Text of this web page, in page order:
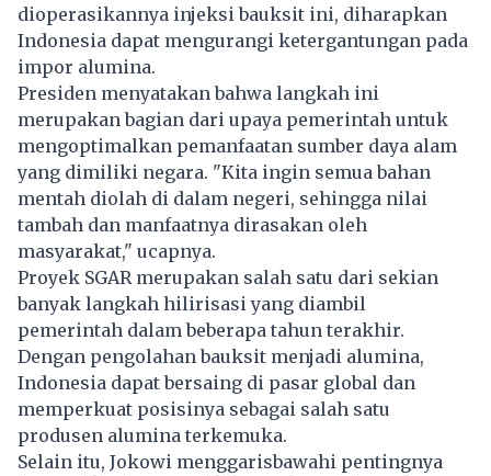
dioperasikannya injeksi bauksit ini, diharapkan
Indonesia dapat mengurangi ketergantungan pada
impor alumina.
Presiden menyatakan bahwa langkah ini
merupakan bagian dari upaya pemerintah untuk
mengoptimalkan pemanfaatan sumber daya alam
yang dimiliki negara. "Kita ingin semua bahan
mentah diolah di dalam negeri, sehingga nilai
tambah dan manfaatnya dirasakan oleh
masyarakat," ucapnya.
Proyek SGAR merupakan salah satu dari sekian
banyak langkah hilirisasi yang diambil
pemerintah dalam beberapa tahun terakhir.
Dengan pengolahan bauksit menjadi alumina,
Indonesia dapat bersaing di pasar global dan
memperkuat posisinya sebagai salah satu
produsen alumina terkemuka.
Selain itu, Jokowi menggarisbawahi pentingnya